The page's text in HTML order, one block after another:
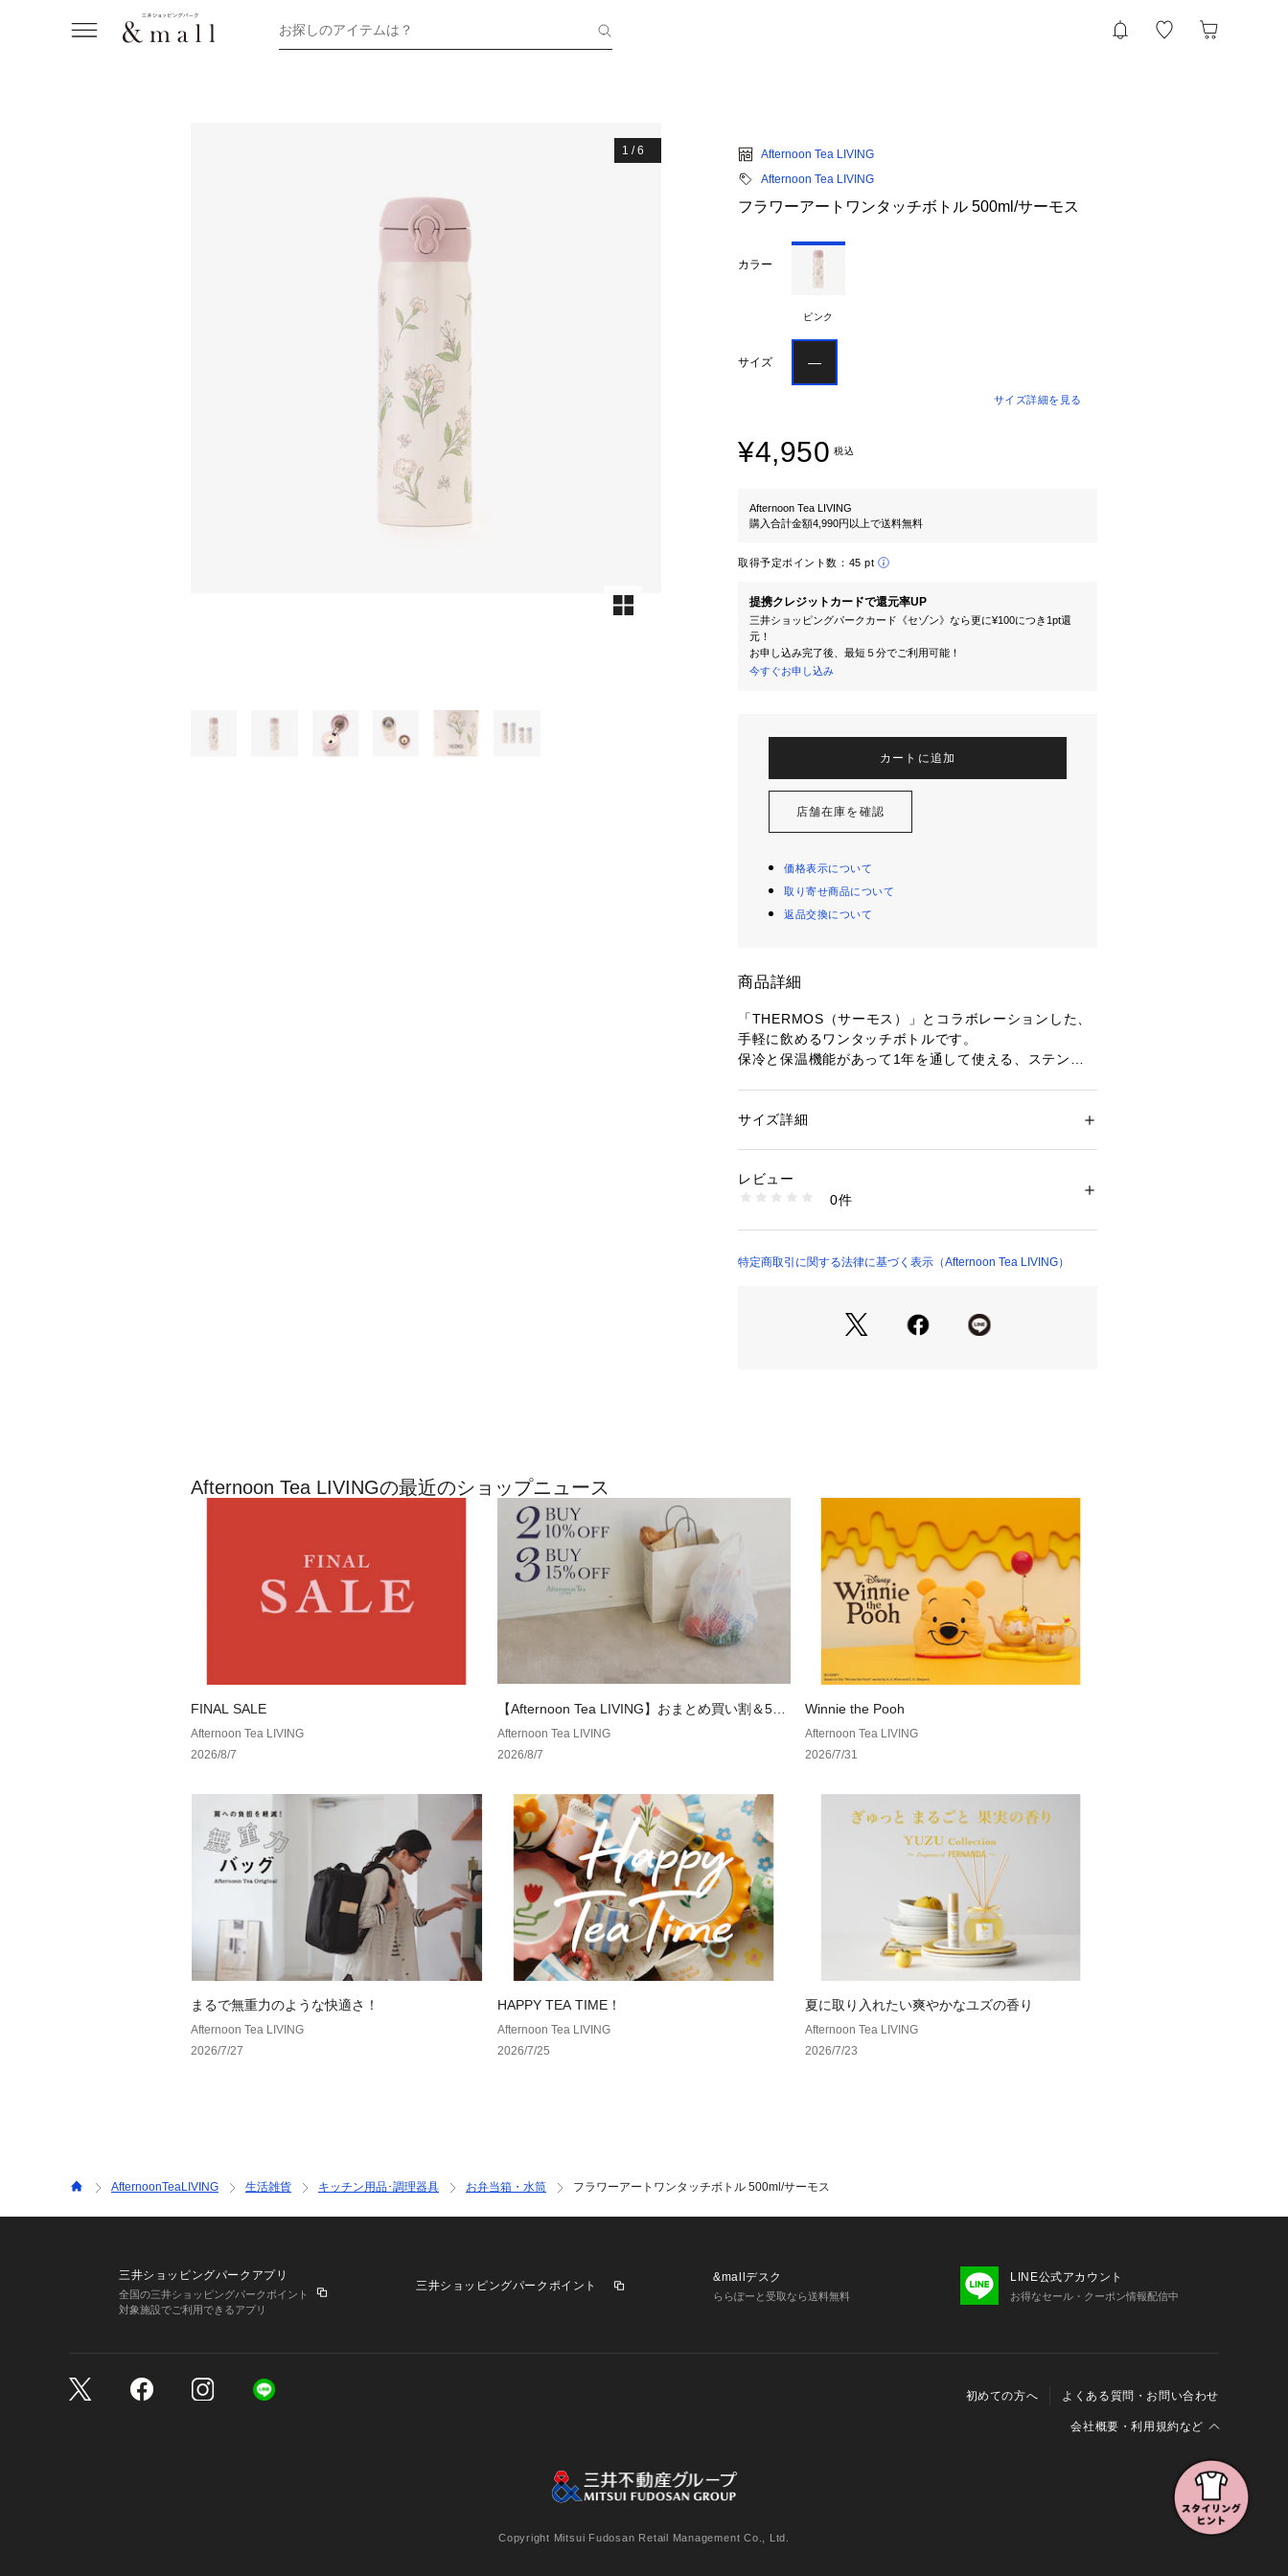
お探しのアイテムは？
1 /6
Afternoon Tea LIVING
Afternoon Tea LIVING
フラワーアートワンタッチボトル 500ml/サーモス
カラー
ピンク
サイズ ―
サイズ詳細を見る
¥4,950 税込
Afternoon Tea LIVING
購入合計金額4,990円以上で送料無料
取得予定ポイント数： 45 pt
提携クレジットカードで還元率UP
三井ショッピングパークカード《セゾン》なら更に¥100につき1pt還
元！
お申し込み完了後、最短５分でご利用可能！
今すぐお申し込み
カートに追加
店舗在庫を確認
価格表示について
取り寄せ商品について
返品交換について
商品詳細
「THERMOS（サーモス）」とコラボレーションした、
手軽に飲めるワンタッチボトルです。
保冷と保温機能があって1年を通して使える、ステンレ
チのフラワーアートをあしらい、幅広い世代の方が楽し
もぴったりです。
食器洗浄機×（パッキン〇）、電子レンジ×、直火×、オ
保冷効力/10℃以下（6時間）
ドライアイス、炭酸飲料や牛乳などの腐敗しやすいも
の、スープなどの塩分を含んだもの、果肉やお茶の葉な
性別：レディース
胴部：ステンレス鋼（アクリル樹脂塗装）
フタ・せん本体・飲み口：ポリプロピレン
生産国：マレーシア製
JQ44-26100007 （ショップ）
サイズ詳細
レビュー
0件
特定商取引に関する法律に基づく表示（Afternoon Tea LIVING）
Afternoon Tea LIVINGの最近のショップニュース
FINAL SALE
Afternoon Tea LIVING
2026/8/7
【Afternoon Tea LIVING】おまとめ買い割＆500
円クーポン！2点以上で10％、3点以上で15％O
FF！
Afternoon Tea LIVING
2026/8/7
Winnie the Pooh
Afternoon Tea LIVING
2026/7/31
まるで無重力のような快適さ！
Afternoon Tea LIVING
2026/7/27
HAPPY TEA TIME！
Afternoon Tea LIVING
2026/7/25
夏に取り入れたい爽やかなユズの香り
Afternoon Tea LIVING
2026/7/23
AfternoonTeaLIVING 生活雑貨 キッチン用品･調理器具 お弁当箱・水筒 フラワーアートワンタッチボトル 500ml/サーモス
三井ショッピングパークアプリ
全国の三井ショッピングパークポイント
対象施設でご利用できるアプリ
三井ショッピングパークポイント
&mallデスク
ららぽーと受取なら送料無料
LINE公式アカウント
お得なセール・クーポン情報配信中
初めての方へ よくある質問・お問い合わせ
会社概要・利用規約など
特定商取引に関する法律に基づく表示
個人情報保護方針 個人情報の取り扱いについて
Cookieおよびアクセスログについて
三井不動産グループ ソーシャルメディアガイドライン
Copyright Mitsui Fudosan Retail Management Co., Ltd.